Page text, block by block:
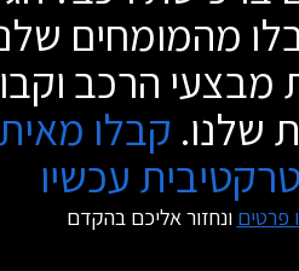
מהמומחים
מבצעי הרכב
שלנו. קבלו
עכשיו
פרטים ונחזור אליכם בהקדם